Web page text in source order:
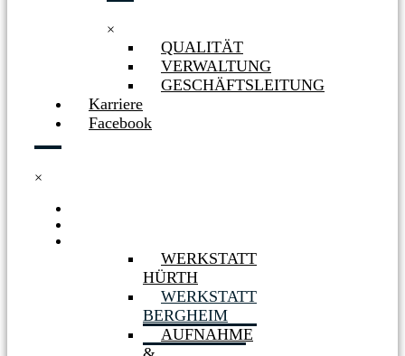
×
QUALITÄT
VERWALTUNG
GESCHÄFTSLEITUNG
Karriere
Facebook
×
WERKSTATT
HÜRTH
WERKSTATT
BERGHEIM
AUFNAHME